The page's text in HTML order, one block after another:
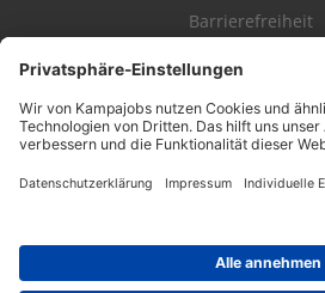
Barrierefreiheit
Kampahire
Kampagnenforum
LeadNow